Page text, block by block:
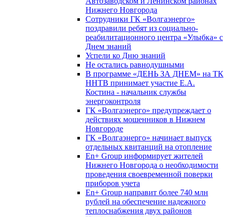
Нижнего Новгорода
Сотрудники ГК «Волгаэнерго»
поздравили ребят из социально-
реабилитационного центра «Улыбка» с
Днем знаний
Успели ко Дню знаний
Не остались равнодушными
В программе «ДЕНЬ ЗА ДНЕМ» на ТК
ННТВ принимает участие Е.А.
Костина - начальник службы
энергоконтроля
ГК «Волгаэнерго» предупреждает о
действиях мошенников в Нижнем
Новгороде
ГК «Волгаэнерго» начинает выпуск
отдельных квитанций на отопление
En+ Group информирует жителей
Нижнего Новгорода о необходимости
проведения своевременной поверки
приборов учета
En+ Group направит более 740 млн
рублей на обеспечение надежного
теплоснабжения двух районов